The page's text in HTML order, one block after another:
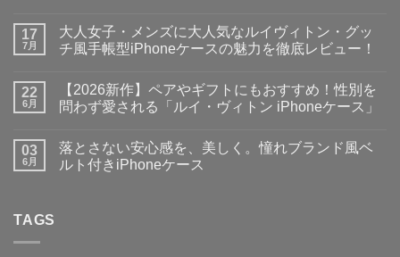
ら
で
お
♪】
収
＆
デ
ザ
ン
ト
は
り
ま
17
7月
大人女子・メンズに大人気なルイヴィトン・グッ
チ風手帳型iPhoneケースの魅力を徹底レビュー！
子・
メ
に
大
人
ト
は
あ
り
ま
22
6月
【2026新作】ペアやギフトにもおすすめ！性別を
問わず愛される「ルイ・ヴィトン iPhoneケース」
作】
ペ
ア
ン
ト
は
03
6月
落とさない安心感を、美しく。憧れブランド風ベ
ルト付きiPhoneケース
TAGS